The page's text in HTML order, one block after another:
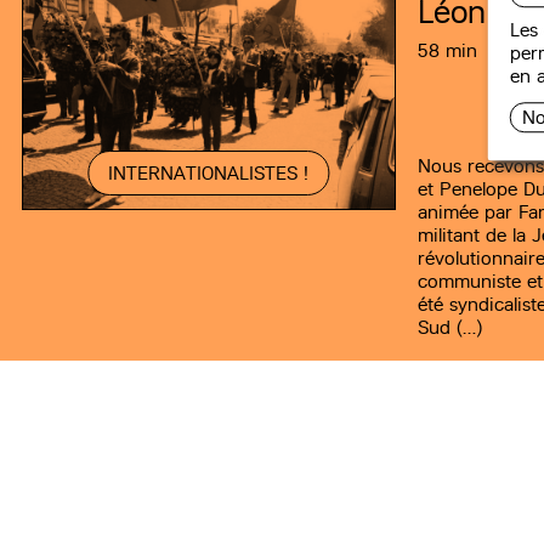
en
INTERNATIONALISTES !
Léon
58 min
Nous
et Penelope
animée par
militant de la
communiste
été
Sud (…)